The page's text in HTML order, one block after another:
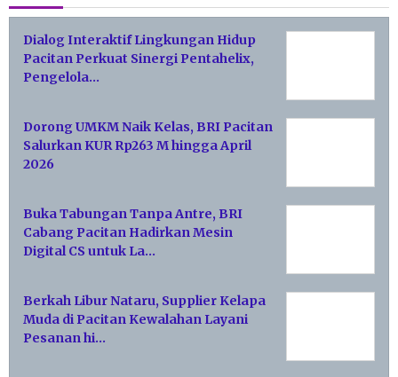
Dialog Interaktif Lingkungan Hidup
Pacitan Perkuat Sinergi Pentahelix,
Pengelola…
Dorong UMKM Naik Kelas, BRI Pacitan
Salurkan KUR Rp263 M hingga April
2026
Buka Tabungan Tanpa Antre, BRI
Cabang Pacitan Hadirkan Mesin
Digital CS untuk La…
Berkah Libur Nataru, Supplier Kelapa
Muda di Pacitan Kewalahan Layani
Pesanan hi…